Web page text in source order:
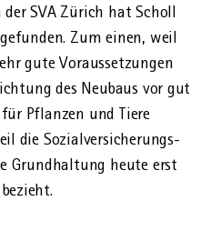
SVA Zürich hat Scholl
Zum einen, weil
gute Voraus­setzungen
des Neu­baus vor gut
Pflanzen und Tiere
die Sozial­versicherungs­
Grund­haltung heute erst